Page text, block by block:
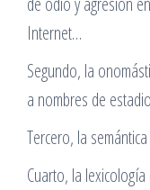
Internet…
Segundo, la
a nombres de
Tercero, la
Cuarto, la